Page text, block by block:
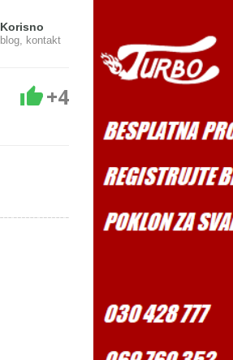
Korisno
blog, kontakt
+4